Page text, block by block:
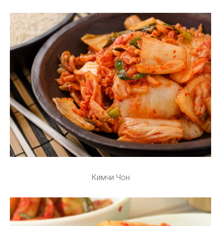
Кимчи Чон